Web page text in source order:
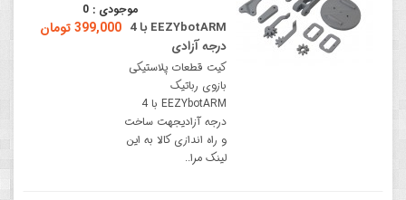
موجودی : 0
399,000 تومان EEZYbotARM با 4
درجه آزادی
کیت قطعات پلاستیکی
بازوی رباتیک
EEZYbotARM با 4
درجه آزادیجهت ساخت
و راه اندازی کالا به این
لینک مرا..